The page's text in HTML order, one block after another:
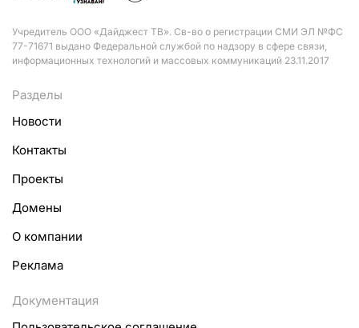
Учредитель ООО «Дайджест ТВ». Св-во о регистрации СМИ ЭЛ №ФС
77-71671 выдано Федеральной службой по надзору в сфере связи,
информационных технологий и массовых коммуникаций 23.11.2017
Разделы
Новости
Контакты
Проекты
Домены
О компании
Реклама
Документация